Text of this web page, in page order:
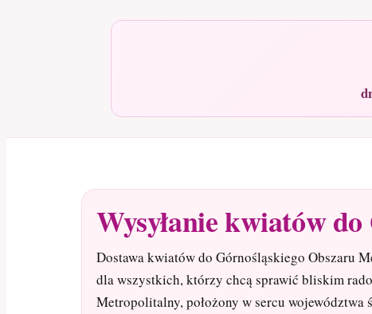
Wysyłanie kwiatów
Dostawa kwiatów do Górnośląskiego Obszaru
dla wszystkich, którzy chcą sprawić bliskim
Metropolitalny, położony w sercu